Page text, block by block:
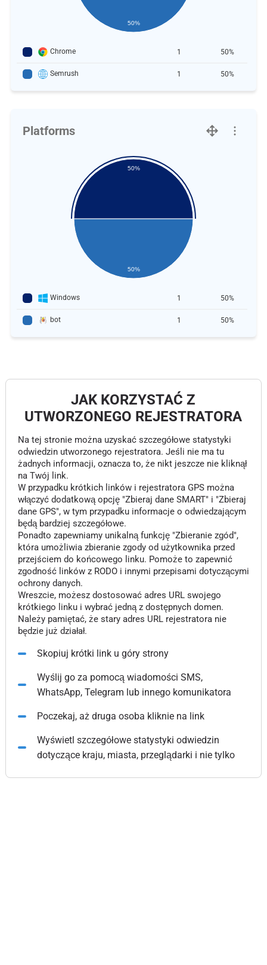
50%
Chrome 1 50%
Semrush 1 50%
Platforms
50%
50%
Windows 1 50%
bot 1 50%
JAK KORZYSTAĆ Z
UTWORZONEGO REJESTRATORA
Na tej stronie można uzyskać szczegółowe statystyki
odwiedzin utworzonego rejestratora. Jeśli nie ma tu
żadnych informacji, oznacza to, że nikt jeszcze nie kliknął
na Twój link.
W przypadku krótkich linków i rejestratora GPS można
włączyć dodatkową opcję "Zbieraj dane SMART" i "Zbieraj
dane GPS", w tym przypadku informacje o odwiedzającym
będą bardziej szczegółowe.
Ponadto zapewniamy unikalną funkcję "Zbieranie zgód",
która umożliwia zbieranie zgody od użytkownika przed
przejściem do końcowego linku. Pomoże to zapewnić
zgodność linków z RODO i innymi przepisami dotyczącymi
ochrony danych.
Wreszcie, możesz dostosować adres URL swojego
krótkiego linku i wybrać jedną z dostępnych domen.
Należy pamiętać, że stary adres URL rejestratora nie
będzie już działał.
Skopiuj krótki link u góry strony
Wyślij go za pomocą wiadomości SMS,
WhatsApp, Telegram lub innego komunikatora
Poczekaj, aż druga osoba kliknie na link
Wyświetl szczegółowe statystyki odwiedzin
dotyczące kraju, miasta, przeglądarki i nie tylko